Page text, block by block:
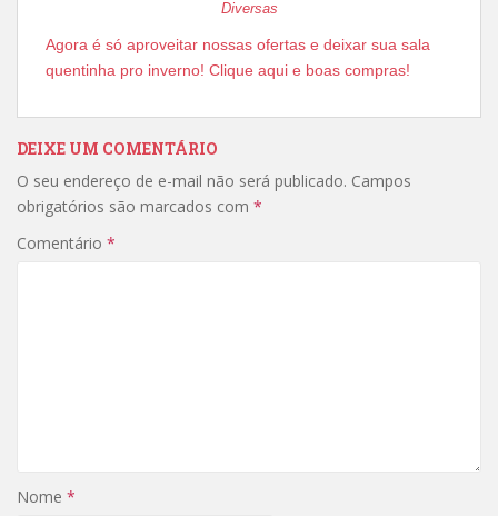
Diversas
Agora é só aproveitar nossas ofertas e deixar sua sala
quentinha pro inverno! Clique aqui e boas compras!
DEIXE UM COMENTÁRIO
O seu endereço de e-mail não será publicado. Campos
obrigatórios são marcados com *
Comentário *
Nome *